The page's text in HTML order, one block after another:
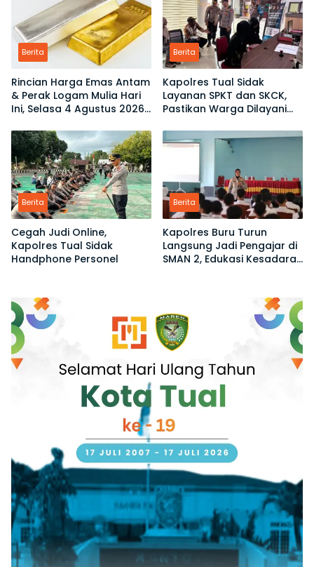
Berita
Rincian Harga Emas Antam
& Perak Logam Mulia Hari
Ini, Selasa 4 Agustus 2026:
Rp2,6 Juta!
Berita
Kapolres Tual Sidak
Layanan SPKT dan SKCK,
Pastikan Warga Dilayani
Berita
Cegah Judi Online,
Kapolres Tual Sidak
Handphone Personel
Berita
Kapolres Buru Turun
Langsung Jadi Pengajar di
SMAN 2, Edukasi Kesadaran